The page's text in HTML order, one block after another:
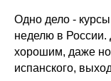
Одно дело - курсы
неделю в России.
хорошим, даже
испанского,